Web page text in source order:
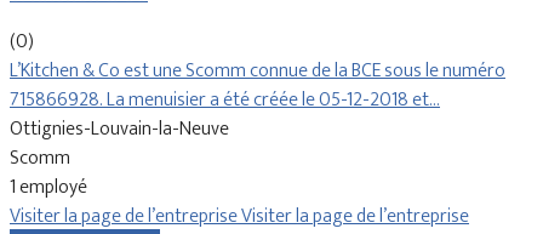
(0)
L’Kitchen & Co est une Scomm connue de la BCE sous le numéro
715866928. La menuisier a été créée le 05-12-2018 et…
Ottignies-Louvain-la-Neuve
Scomm
1 employé
Visiter la page de l’entrepriseVisiter la page de l’entreprise